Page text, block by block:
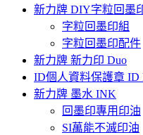
新力牌 DIY字粒回墨
字粒回墨印組
字粒回墨印配件
新力牌 新力印 Duo
ID個人資料保護章 ID
新力牌 墨水 INK
回墨印專用印油
SI萬能不滅印油